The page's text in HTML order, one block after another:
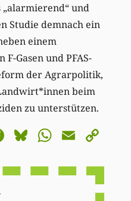
„alarmierend“ und
Studie demnach ein
einem
Gasen und PFAS-
der Agrarpolitik,
beim
zu unterstützen.
Facebook
BlueskyEmail